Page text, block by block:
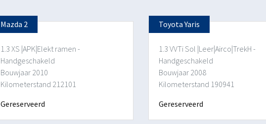
Mazda 2
1.3 XS |APK|Elekt ramen -
Handgeschakeld
Bouwjaar 2010
Kilometerstand 212101
Gereserveerd
Toyota Yaris
1.3 VVTi Sol |Leer|Airco|TrekH -
Handgeschakeld
Bouwjaar 2008
Kilometerstand 190941
Gereserveerd